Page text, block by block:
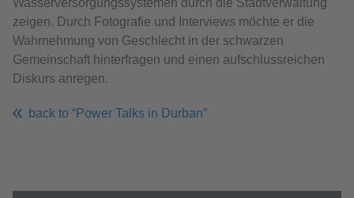
Wasserversorgungssystemen durch die Stadtverwaltung
zeigen. Durch Fotografie und Interviews möchte er die
Wahrnehmung von Geschlecht in der schwarzen
Gemeinschaft hinterfragen und einen aufschlussreichen
Diskurs anregen.
back to “Power Talks in Durban”